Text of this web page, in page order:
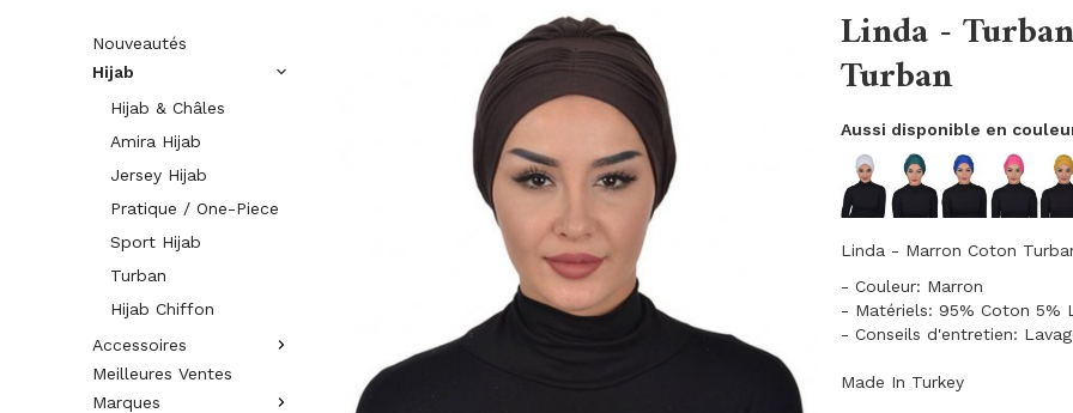
Nouveautés
Hijab
Hijab & Châles
Amira Hijab
Jersey Hijab
Pratique / One-Piece
Sport Hijab
Turban
Hijab Chiffon
Accessoires
Meilleures Ventes
Marques
Linda -
Turban
Aussi disponible en
Linda - Marron Coton
- Couleur: Marron
- Matériels: 95% Coton 5%
- Conseils d'entretien:
Made In Turkey